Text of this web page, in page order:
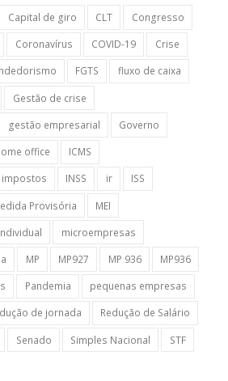
Capital de giro CLT
Congresso
Coronavírus COVID-19
Crise
FGTS
fluxo de caixa
Gestão de crise
gestão empresarial
Governo
office
ICMS
impostos INSS ir
ISS
Provisória
MEI
microempresas
MP MP927 MP 936
MP936
Pandemia
pequenas empresas
de jornada
Redução de Salário
Senado Simples Nacional STF